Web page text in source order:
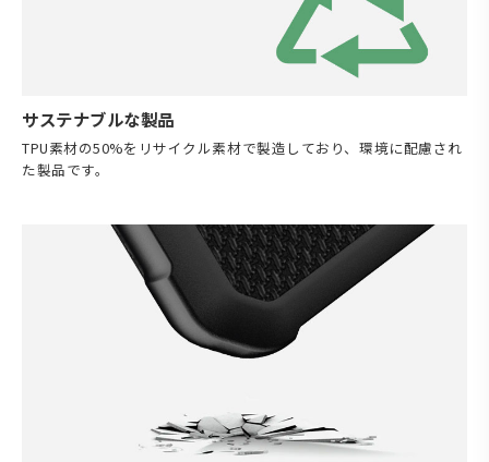
サステナブルな製品
TPU素材の50%をリサイクル素材で製造しており、環境に配慮され
た製品です。